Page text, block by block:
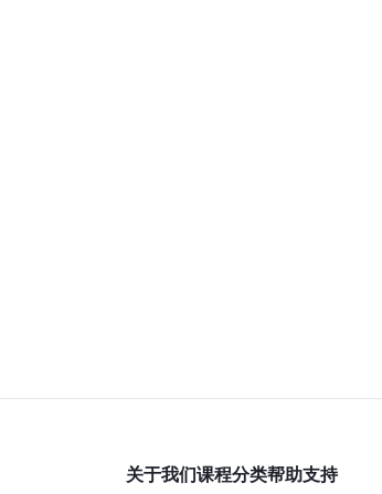
关于我们课程分类帮助支持